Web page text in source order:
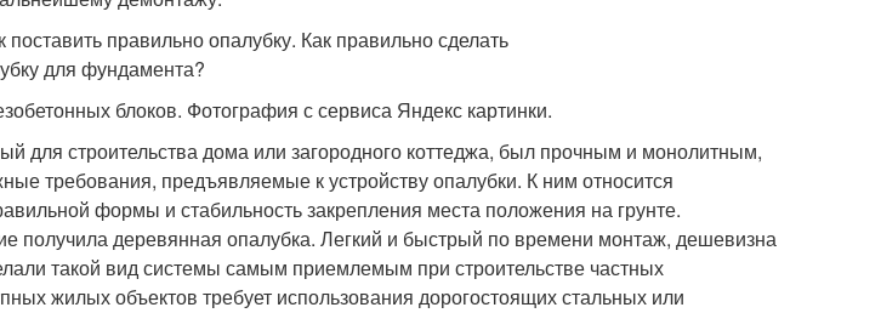
блоков. Фотография с сервиса Яндекс картинки.
для строительства дома или загородного коттеджа, был прочным и монолитным,
требования, предъявляемые к устройству опалубки. К ним относится
формы и стабильность закрепления места положения на грунте.
получила деревянная опалубка. Легкий и быстрый по времени монтаж, дешевизна
такой вид системы самым приемлемым при строительстве частных
жилых объектов требует использования дорогостоящих стальных или